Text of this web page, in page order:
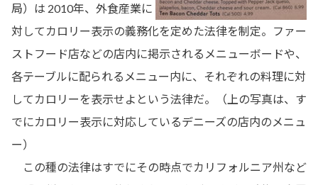
局）は 2010年、外食産業に
対してカロリー表示の義務化を定めた法律を制定。ファー
ストフード店などの店内に掲示されるメニューボードや、
各テーブルに配られるメニュー内に、それぞれの料理に対
してカロリーを表示せよという法律だ。（上の写真は、す
でにカロリー表示に対応しているデニーズの店内のメニュ
ー）
この種の法律はすでにその時点でカリフォルニア州など